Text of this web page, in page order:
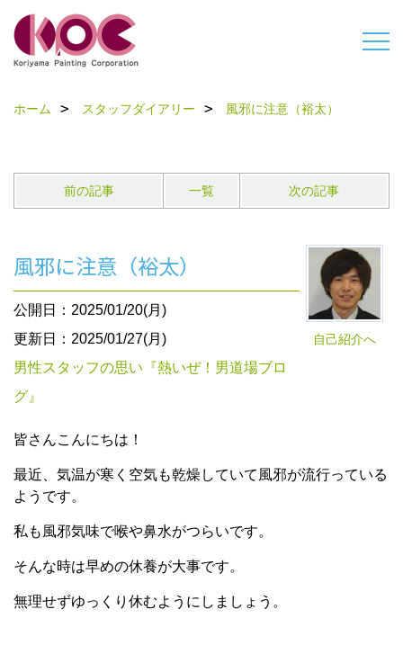
ホーム スタッフダイアリー 風邪に注意（裕太）
前の記事 一覧 次の記事
自己紹介へ
風邪に注意（裕太）
公開日：2025/01/20(月)
更新日：2025/01/27(月)
男性スタッフの思い『熱いぜ！男道場ブロ
グ』
皆さんこんにちは！
最近、気温が寒く空気も乾燥していて風邪が流行っている
ようです。
私も風邪気味で喉や鼻水がつらいです。
そんな時は早めの休養が大事です。
無理せずゆっくり休むようにしましょう。